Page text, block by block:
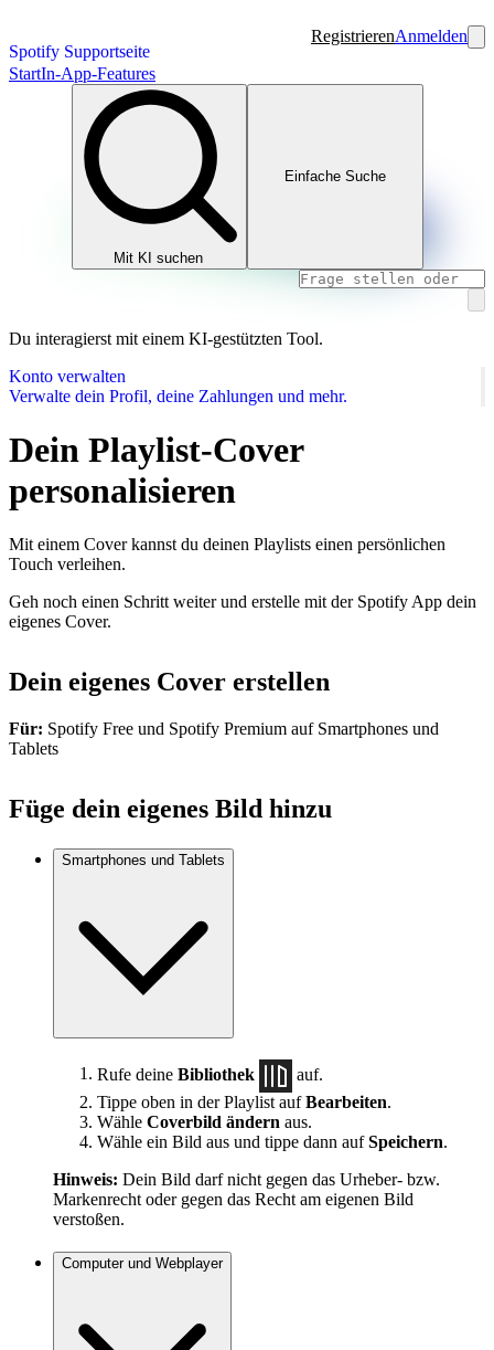
Spotify Supportseite
RegistrierenAnmelden
StartIn-App-Features
Mit KI suchen
Einfache Suche
Du interagierst mit einem KI-gestützten Tool.
Konto verwalten
Verwalte dein Profil, deine Zahlungen und mehr.
Dein Playlist-Cover
personalisieren
Mit einem Cover kannst du deinen Playlists einen persönlichen
Touch verleihen.
Geh noch einen Schritt weiter und erstelle mit der Spotify App dein
eigenes Cover.
Dein eigenes Cover erstellen
Für: Spotify Free und Spotify Premium auf Smartphones und
Tablets
Füge dein eigenes Bild hinzu
Smartphones und Tablets
Rufe deine Bibliothek
auf.
Tippe oben in der Playlist aufBearbeiten.
Wähle Coverbild ändern aus.
Wähle ein Bild aus und tippe dann aufSpeichern.
Hinweis: Dein Bild darf nicht gegen das Urheber- bzw.
Markenrecht oder gegen das Recht am eigenen Bild
verstoßen.
Computer und Webplayer